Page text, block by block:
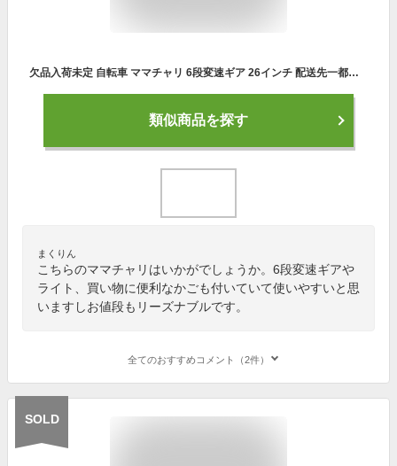
欠品入荷未定 自転車 ママチャリ 6段変速ギア 26インチ 配送先一都三県一部地域限定送料無料 鍵付 ギア付き dixhuit 黒 ブラック カゴ つき 通学 シティサイクル 変速 ライト付き おしゃれ
類似商品を探す
まくりん
こちらのママチャリはいかがでしょうか。6段変速ギアや
ライト、買い物に便利なかごも付いていて使いやすいと思
いますしお値段もリーズナブルです。
全てのおすすめコメント（2件）
SOLD